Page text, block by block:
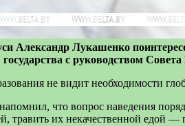
Александр Лукашенко
с руководством
не видит необходимости
напомнил, что вопрос наведения
травить их некачественной едой